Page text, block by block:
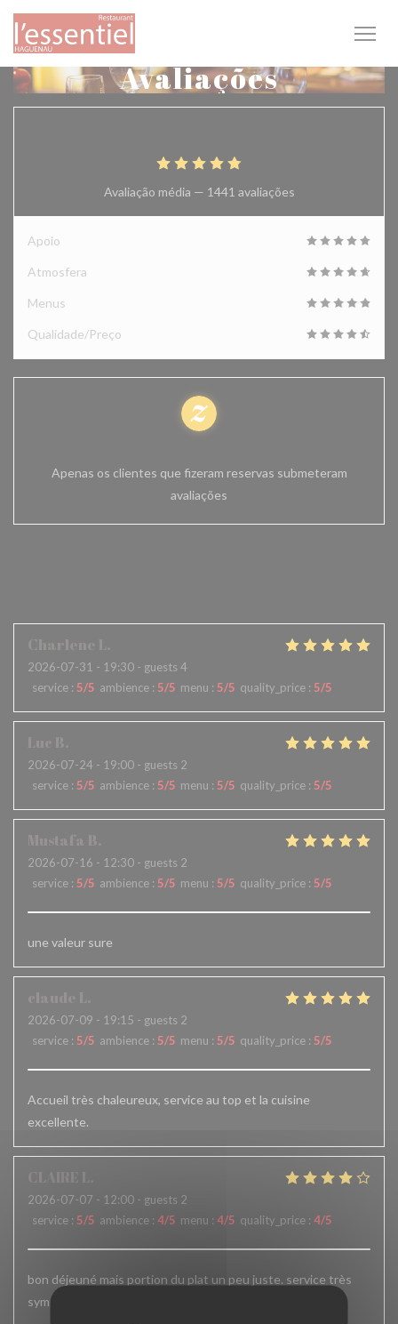
Painel de Gerenciamento de Cookies
Avaliações
2026-07-31 - 19:30 - guests 4
service : 5/5 ambience : 5/5 menu : 5/5 quality_price : 5/5
2026-07-24 - 19:00 - guests 2
service : 5/5 ambience : 5/5 menu : 5/5 quality_price : 5/5
2026-07-16 - 12:30 - guests 2
service : 5/5 ambience : 5/5 menu : 5/5 quality_price : 5/5
une valeur sure
2026-07-09 - 19:15 - guests 2
service : 5/5 ambience : 5/5 menu : 5/5 quality_price : 5/5
Accueil très chaleureux, service au top et la cuisine
excellente.
2026-07-07 - 12:00 - guests 2
service : 5/5 ambience : 4/5 menu : 4/5 quality_price : 4/5
bon déjeuné mais portion du plat un peu juste. service très
sympa.
Avaliação média — 1441 avaliações
Apoio
Atmosfera
Menus
Qualidade/Preço
Apenas os clientes que fizeram reservas submeteram
avaliações